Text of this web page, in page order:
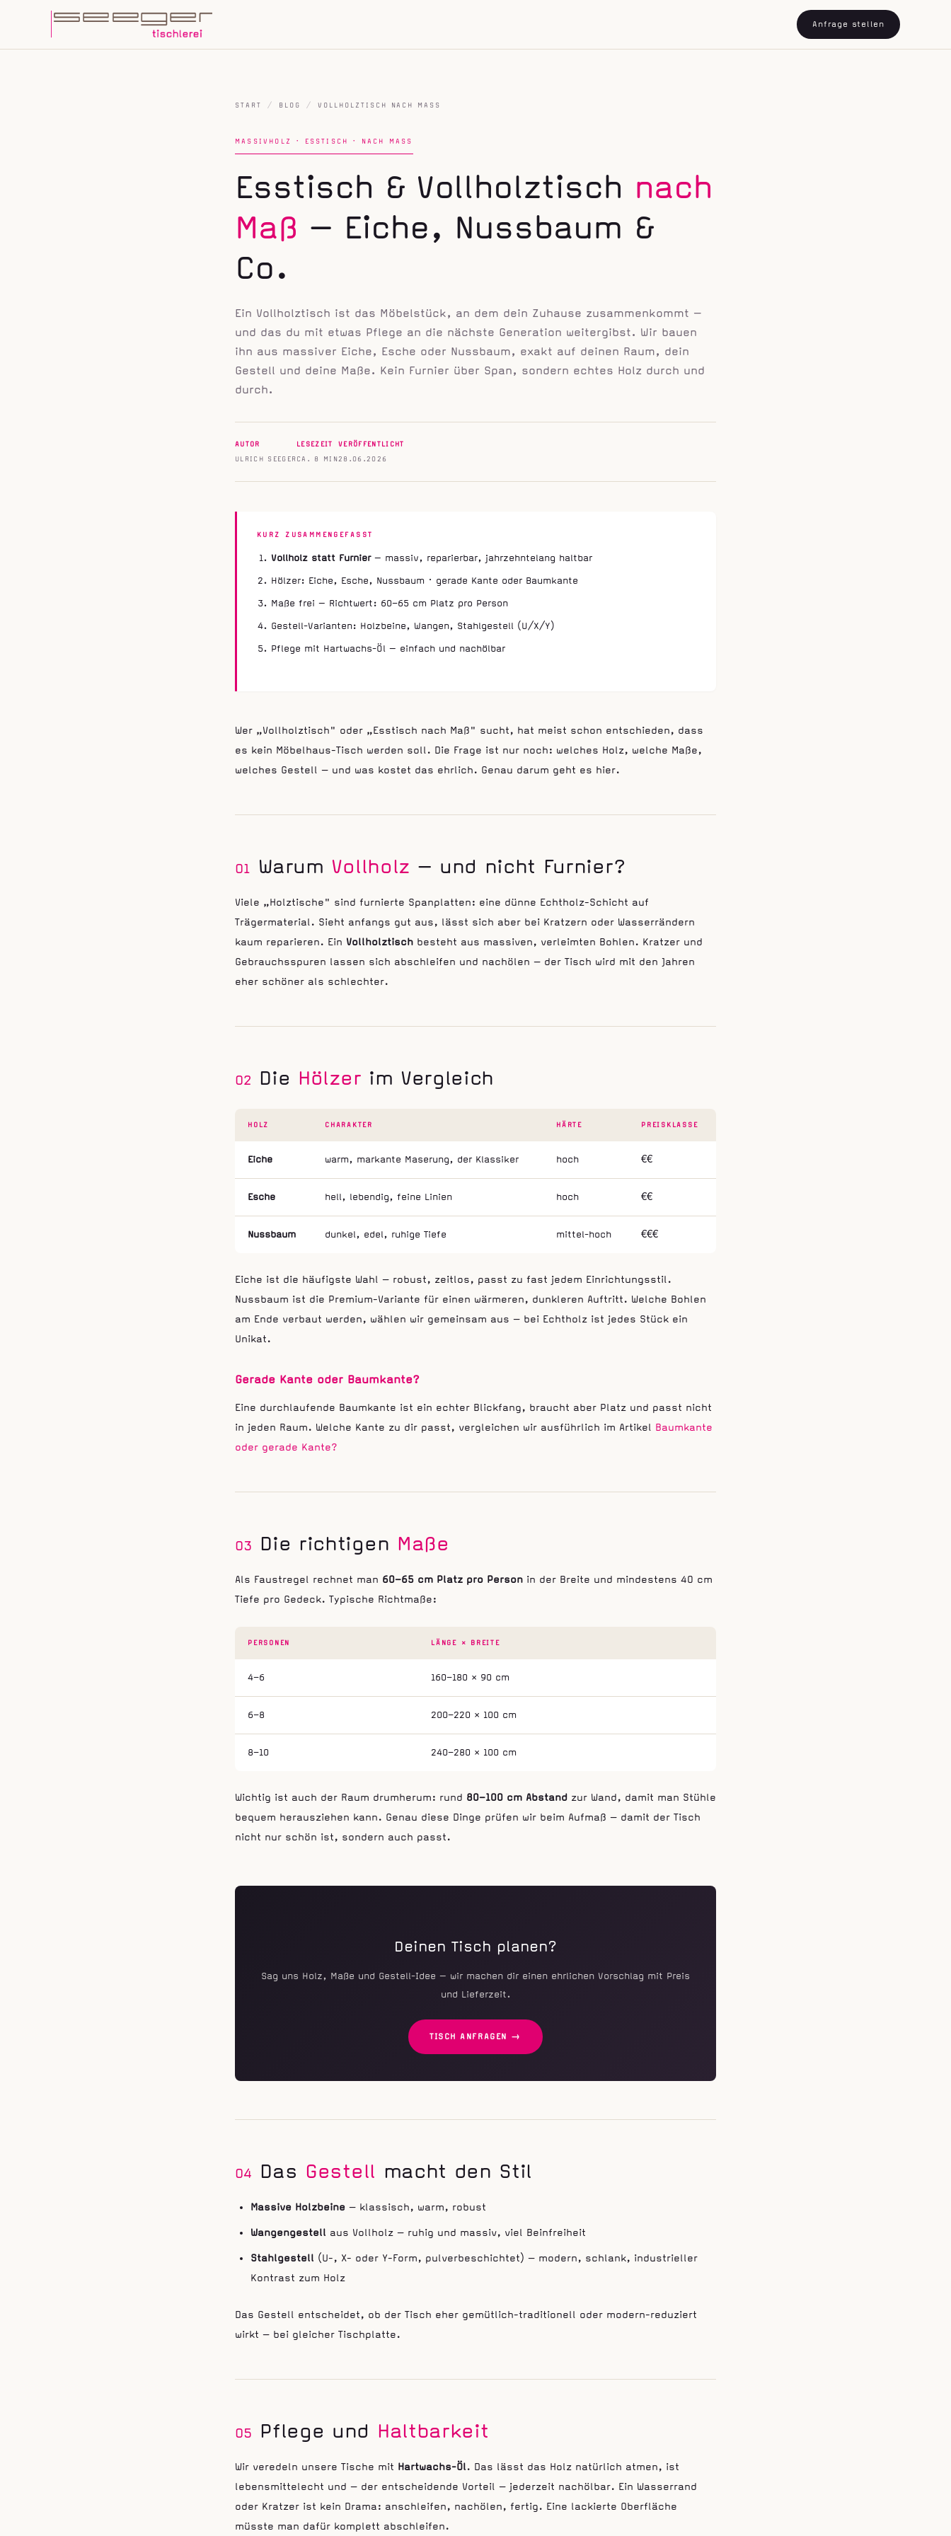
Anfrage stellen
START / BLOG / VOLLHOLZTISCH NACH MASS
MASSIVHOLZ · ESSTISCH · NACH MASS
Esstisch & Vollholztisch nach
Maß — Eiche, Nussbaum &
Co.
Ein Vollholztisch ist das Möbelstück, an dem dein Zuhause zusammenkommt —
und das du mit etwas Pflege an die nächste Generation weitergibst. Wir bauen
ihn aus massiver Eiche, Esche oder Nussbaum, exakt auf deinen Raum, dein
Gestell und deine Maße. Kein Furnier über Span, sondern echtes Holz durch und
durch.
AUTOR
ULRICH SEEGER
LESEZEIT
CA. 8 MIN
VERÖFFENTLICHT
28.06.2026
KURZ ZUSAMMENGEFASST
Vollholz statt Furnier— massiv, reparierbar, jahrzehntelang haltbar
Hölzer: Eiche, Esche, Nussbaum · gerade Kante oder Baumkante
Maße frei — Richtwert: 60–65 cm Platz pro Person
Gestell-Varianten: Holzbeine, Wangen, Stahlgestell (U/X/Y)
Pflege mit Hartwachs-Öl — einfach und nachölbar
Wer „Vollholztisch" oder „Esstisch nach Maß" sucht, hat meist schon entschieden, dass
es kein Möbelhaus-Tisch werden soll. Die Frage ist nur noch: welches Holz, welche Maße,
welches Gestell — und was kostet das ehrlich. Genau darum geht es hier.
01 Warum Vollholz — und nicht Furnier?
Viele „Holztische" sind furnierte Spanplatten: eine dünne Echtholz-Schicht auf
Trägermaterial. Sieht anfangs gut aus, lässt sich aber bei Kratzern oder Wasserrändern
kaum reparieren. Ein Vollholztisch besteht aus massiven, verleimten Bohlen. Kratzer und
Gebrauchsspuren lassen sich abschleifen und nachölen — der Tisch wird mit den Jahren
eher schöner als schlechter.
02 Die Hölzer im Vergleich
HOLZ CHARAKTER HÄRTE PREISKLASSE
Eiche warm, markante Maserung, der Klassiker hoch €€
Esche hell, lebendig, feine Linien hoch €€
Nussbaum dunkel, edel, ruhige Tiefe mittel-hoch €€€
Eiche ist die häufigste Wahl — robust, zeitlos, passt zu fast jedem Einrichtungsstil.
Nussbaum ist die Premium-Variante für einen wärmeren, dunkleren Auftritt. Welche Bohlen
am Ende verbaut werden, wählen wir gemeinsam aus — bei Echtholz ist jedes Stück ein
Unikat.
Gerade Kante oder Baumkante?
Eine durchlaufende Baumkante ist ein echter Blickfang, braucht aber Platz und passt nicht
in jeden Raum. Welche Kante zu dir passt, vergleichen wir ausführlich im Artikel Baumkante
oder gerade Kante?
03 Die richtigen Maße
Als Faustregel rechnet man 60–65 cm Platz pro Person in der Breite und mindestens 40 cm
Tiefe pro Gedeck. Typische Richtmaße:
PERSONEN LÄNGE × BREITE
4–6 160–180 × 90 cm
6–8 200–220 × 100 cm
8–10 240–280 × 100 cm
Wichtig ist auch der Raum drumherum: rund 80–100 cm Abstand zur Wand, damit man Stühle
bequem herausziehen kann. Genau diese Dinge prüfen wir beim Aufmaß — damit der Tisch
nicht nur schön ist, sondern auch passt.
Deinen Tisch planen?
Sag uns Holz, Maße und Gestell-Idee — wir machen dir einen ehrlichen Vorschlag mit Preis
und Lieferzeit.
TISCH ANFRAGEN →
04 Das Gestell macht den Stil
Massive Holzbeine — klassisch, warm, robust
Wangengestell aus Vollholz — ruhig und massiv, viel Beinfreiheit
Stahlgestell (U-, X- oder Y-Form, pulverbeschichtet) — modern, schlank, industrieller
Kontrast zum Holz
Das Gestell entscheidet, ob der Tisch eher gemütlich-traditionell oder modern-reduziert
wirkt — bei gleicher Tischplatte.
05 Pflege und Haltbarkeit
Wir veredeln unsere Tische mit Hartwachs-Öl. Das lässt das Holz natürlich atmen, ist
lebensmittelecht und — der entscheidende Vorteil — jederzeit nachölbar. Ein Wasserrand
oder Kratzer ist kein Drama: anschleifen, nachölen, fertig. Eine lackierte Oberfläche
müsste man dafür komplett abschleifen.